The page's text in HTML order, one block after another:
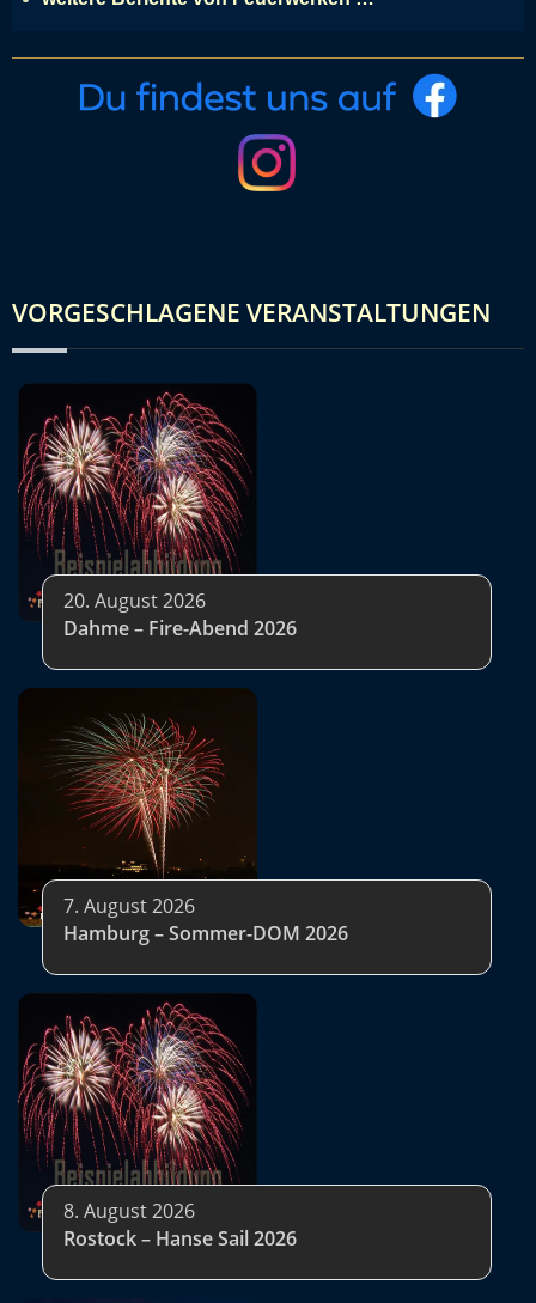
VORGESCHLAGENE VERANSTALTUNGEN
20. August 2026
Dahme – Fire-Abend 2026
7. August 2026
Hamburg – Sommer-DOM 2026
8. August 2026
Rostock – Hanse Sail 2026